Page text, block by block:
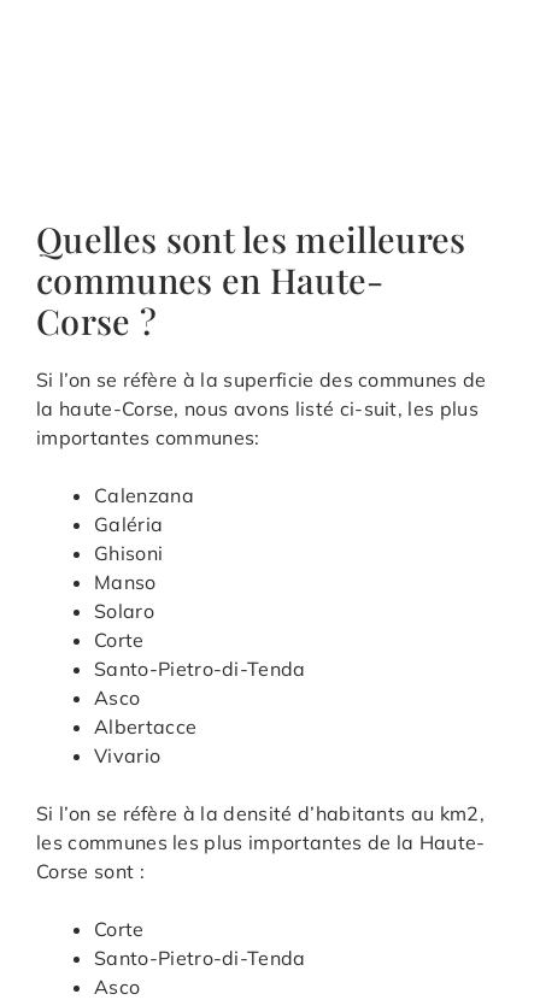
Quelles sont les meilleures
communes en Haute-
Corse ?
Si l’on se réfère à la superficie des communes de
la haute-Corse, nous avons listé ci-suit, les plus
importantes communes:
Calenzana
Galéria
Ghisoni
Manso
Solaro
Corte
Santo-Pietro-di-Tenda
Asco
Albertacce
Vivario
Si l’on se réfère à la densité d’habitants au km2,
les communes les plus importantes de la Haute-
Corse sont :
Corte
Santo-Pietro-di-Tenda
Asco